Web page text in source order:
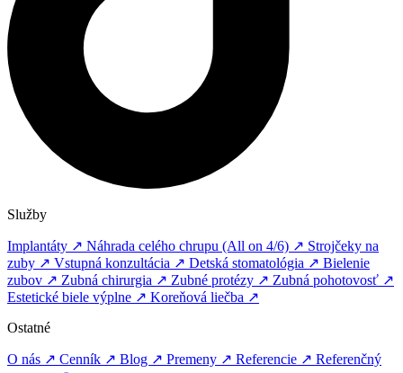
Služby
Implantáty ↗ Náhrada celého chrupu (All on 4/6) ↗ Strojčeky na
zuby ↗ Vstupná konzultácia ↗ Detská stomatológia ↗ Bielenie
zubov ↗ Zubná chirurgia ↗ Zubné protézy ↗ Zubná pohotovosť ↗
Estetické biele výplne ↗ Koreňová liečba ↗
Ostatné
O nás ↗ Cenník ↗ Blog ↗ Premeny ↗ Referencie ↗ Referenčný